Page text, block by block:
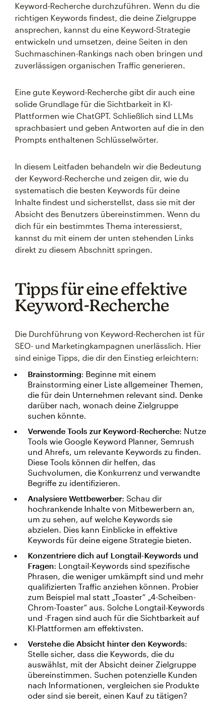
Keyword-Recherche durchzuführen. Wenn du die
richtigen Keywords findest, die deine Zielgruppe
ansprechen, kannst du eine Keyword-Strategie
entwickeln und umsetzen, deine Seiten in den
Suchmaschinen-Rankings nach oben bringen und
zuverlässigen organischen Traffic generieren.
Eine gute Keyword-Recherche gibt dir auch eine
solide Grundlage für die Sichtbarkeit in KI-
Plattformen wie ChatGPT. Schließlich sind LLMs
sprachbasiert und geben Antworten auf die in den
Prompts enthaltenen Schlüsselwörter.
In diesem Leitfaden behandeln wir die Bedeutung
der Keyword-Recherche und zeigen dir, wie du
systematisch die besten Keywords für deine
Inhalte findest und sicherstellst, dass sie mit der
Absicht des Benutzers übereinstimmen. Wenn du
dich für ein bestimmtes Thema interessierst,
kannst du mit einem der unten stehenden Links
direkt zu diesem Abschnitt springen.
Tipps für eine effektive
Keyword-Recherche
Die Durchführung von Keyword-Recherchen ist für
SEO- und Marketingkampagnen unerlässlich. Hier
sind einige Tipps, die dir den Einstieg erleichtern:
Brainstorming: Beginne mit einem
Brainstorming einer Liste allgemeiner Themen,
die für dein Unternehmen relevant sind. Denke
darüber nach, wonach deine Zielgruppe
suchen könnte.
Verwende Tools zur Keyword-Recherche: Nutze
Tools wie Google Keyword Planner, Semrush
und Ahrefs, um relevante Keywords zu finden.
Diese Tools können dir helfen, das
Suchvolumen, die Konkurrenz und verwandte
Begriffe zu identifizieren.
Analysiere Wettbewerber: Schau dir
hochrankende Inhalte von Mitbewerbern an,
um zu sehen, auf welche Keywords sie
abzielen. Dies kann Einblicke in effektive
Keywords für deine eigene Strategie bieten.
Konzentriere dich auf Longtail-Keywords und
Fragen: Longtail-Keywords sind spezifische
Phrasen, die weniger umkämpft sind und mehr
qualifizierten Traffic anziehen können. Probier
zum Beispiel mal statt „Toaster“ „4-Scheiben-
Chrom-Toaster“ aus. Solche Longtail-Keywords
und -Fragen sind auch für die Sichtbarkeit auf
KI-Plattformen am effektivsten.
Verstehe die Absicht hinter den Keywords:
Stelle sicher, dass die Keywords, die du
auswählst, mit der Absicht deiner Zielgruppe
übereinstimmen. Suchen potenzielle Kunden
nach Informationen, vergleichen sie Produkte
oder sind sie bereit, einen Kauf zu tätigen?